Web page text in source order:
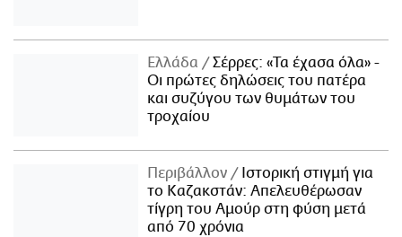
Ελλάδα
Σέρρες: «Τα έχασα όλα» -
Οι πρώτες δηλώσεις του πατέρα
και συζύγου των θυμάτων του
τροχαίου
Περιβάλλον
Ιστορική στιγμή για
το Καζακστάν: Απελευθέρωσαν
τίγρη του Αμούρ στη φύση μετά
από 70 χρόνια